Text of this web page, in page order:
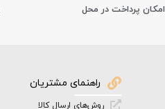
امکان پرداخت در محل
راهنمای مشتریان
روش‌های ارسال کالا